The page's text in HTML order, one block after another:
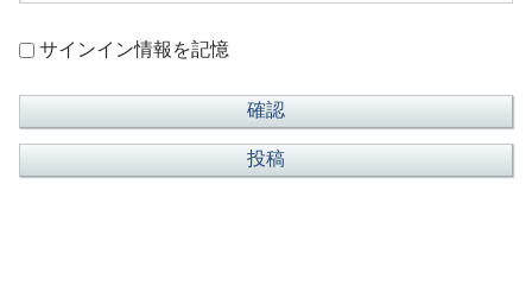
サインイン情報を記憶